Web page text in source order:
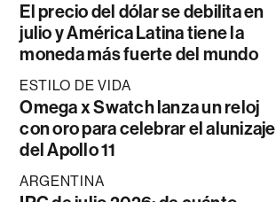
El precio del dólar se debilita en
julio y América Latina tiene la
moneda más fuerte del mundo
ESTILO DE VIDA
Omega x Swatch lanza un reloj
con oro para celebrar el alunizaje
del Apollo 11
ARGENTINA